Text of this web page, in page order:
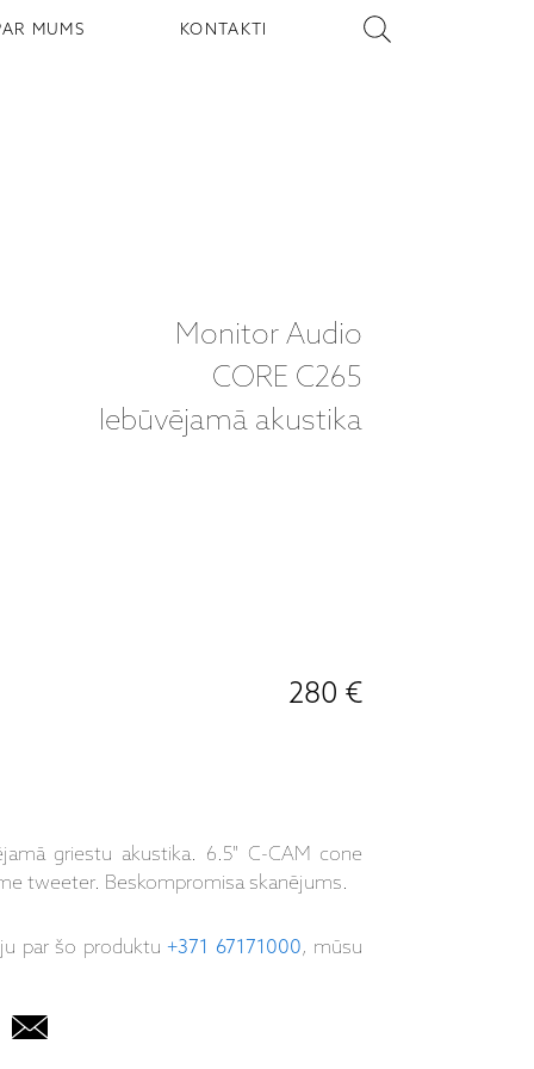
MUMS KONTAKTI
Monitor Audio
CORE C265
Iebūvējamā akustika
280 €
griestu akustika. 6.5" C-CAM cone
tweeter. Beskompromisa skanējums.
par šo produktu+371 67171000, mūsu